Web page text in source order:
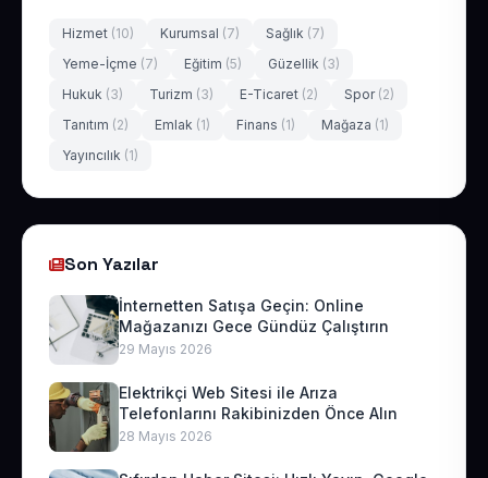
Hizmet (10) Kurumsal (7) Sağlık (7)
Yeme-İçme (7) Eğitim (5) Güzellik (3)
Hukuk (3) Turizm (3) E-Ticaret (2) Spor (2)
Tanıtım (2) Emlak (1) Finans (1) Mağaza (1)
Yayıncılık (1)
Son Yazılar
İnternetten Satışa Geçin: Online
Mağazanızı Gece Gündüz Çalıştırın
29 Mayıs 2026
Elektrikçi Web Sitesi ile Arıza
Telefonlarını Rakibinizden Önce Alın
28 Mayıs 2026